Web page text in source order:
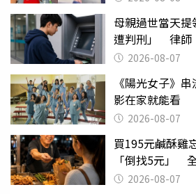
母親過世當天
遭判刑」 律師
2026-08-07
《陽光女子》
影在家就能看
2026-08-07
買195元鹹酥雞
「倒找5元」
2026-08-07